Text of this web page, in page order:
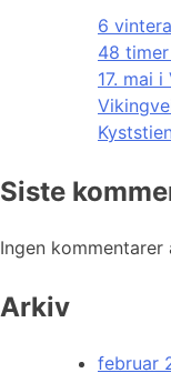
6
48
17. mai
Siste
Ingen kommentarer
Arkiv
februar